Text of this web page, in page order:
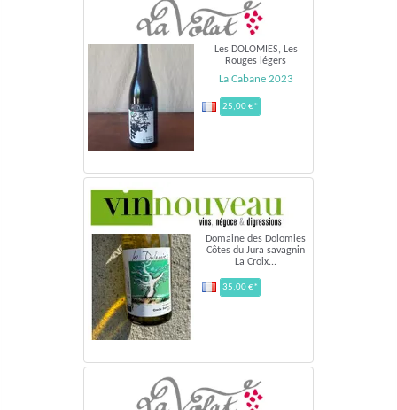
Les DOLOMIES, Les
Rouges légers
La Cabane 2023
25,00 €*
Domaine des Dolomies
Côtes du Jura savagnin
La Croix...
35,00 €*